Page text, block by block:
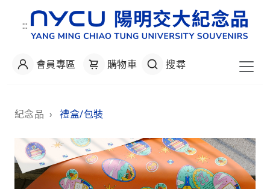
:::
會員專區 購物車 搜尋
紀念品 › 禮盒/包裝